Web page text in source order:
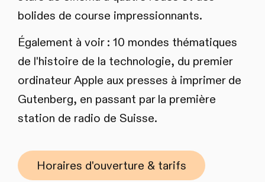
bolides de course impressionnants.
Également à voir : 10 mondes thématiques
de l'histoire de la technologie, du premier
ordinateur Apple aux presses à imprimer de
Gutenberg, en passant par la première
station de radio de Suisse.
Horaires d'ouverture & tarifs